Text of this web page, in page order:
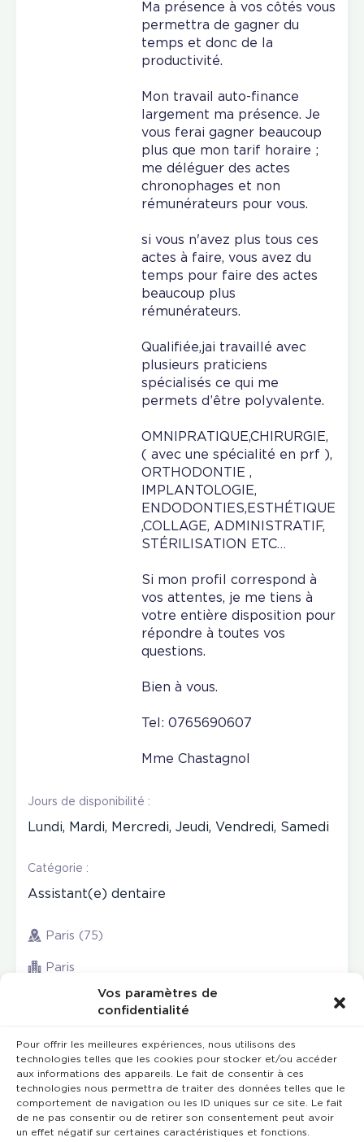
Vos paramètres de
confidentialité
Pour offrir les meilleures expériences, nous utilisons des
technologies telles que les cookies pour stocker et/ou accéder
aux informations des appareils. Le fait de consentir à ces
technologies nous permettra de traiter des données telles que le
comportement de navigation ou les ID uniques sur ce site. Le fait
de ne pas consentir ou de retirer son consentement peut avoir
un effet négatif sur certaines caractéristiques et fonctions.
Ma présence à vos côtés vous
permettra de gagner du
temps et donc de la
productivité.
Mon travail auto-finance
largement ma présence. Je
vous ferai gagner beaucoup
plus que mon tarif horaire ;
me déléguer des actes
chronophages et non
rémunérateurs pour vous.
si vous n'avez plus tous ces
actes à faire, vous avez du
temps pour faire des actes
beaucoup plus
rémunérateurs.
Qualifiée,jai travaillé avec
plusieurs praticiens
spécialisés ce qui me
permets d’être polyvalente.
OMNIPRATIQUE,CHIRURGIE,
( avec une spécialité en prf ),
ORTHODONTIE ,
IMPLANTOLOGIE,
ENDODONTIES,ESTHÉTIQUE
,COLLAGE, ADMINISTRATIF,
STÉRILISATION ETC…
Si mon profil correspond à
vos attentes, je me tiens à
votre entière disposition pour
répondre à toutes vos
questions.
Bien à vous.
Tel: 0765690607
Mme Chastagnol
Jours de disponibilité :
Lundi, Mardi, Mercredi, Jeudi, Vendredi, Samedi
Catégorie :
Assistant(e) dentaire
Paris (75)
Paris